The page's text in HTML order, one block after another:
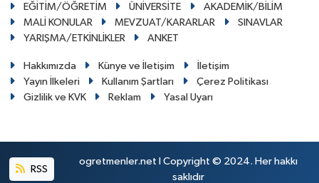
EĞİTİM/ÖĞRETİM
ÜNİVERSİTE
AKADEMİK/BİLİM
MALİ KONULAR
MEVZUAT/KARARLAR
SINAVLAR
YARIŞMA/ETKİNLİKLER
ANKET
Hakkımızda Künye ve İletişim
İletişim
Yayın İlkeleri
Kullanım Şartları
Çerez Politikası
Gizlilik ve KVK
Reklam Yasal Uyarı
RSS
ogretmenler.net I Copyright © 2024. Her hakkı
saklıdır